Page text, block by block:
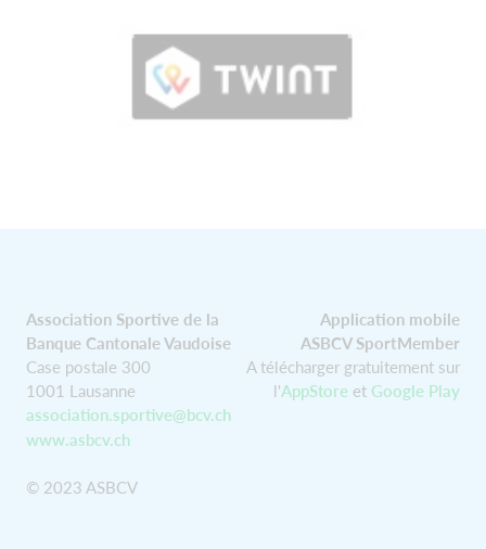
Application mobile
ASBCV SportMember
A télécharger gratuitement sur
l'AppStore et Google Play
Association Sportive de la
Banque Cantonale Vaudoise
Case postale 300
1001 Lausanne
association.sportive@bcv.ch
www.asbcv.ch
© 2023 ASBCV